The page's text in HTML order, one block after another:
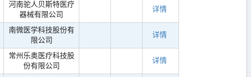
河南驼人贝斯特医疗
器械有限公司
详情
南微医学科技股份有
限公司
详情
常州乐奥医疗科技股
份有限公司
详情